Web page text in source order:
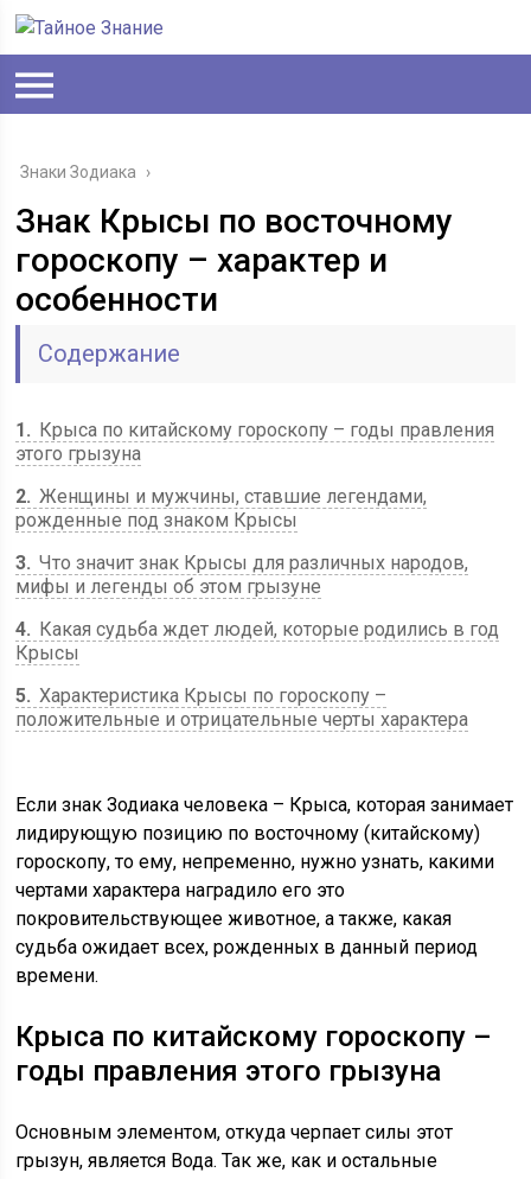
Знаки Зодиака ›
Знак Крысы по восточному
гороскопу – характер и
особенности
Содержание
1
Крыса по китайскому гороскопу – годы правления
этого грызуна
2 Женщины и мужчины, ставшие легендами,
рожденные под знаком Крысы
3 Что значит знак Крысы для различных народов,
мифы и легенды об этом грызуне
4
Какая судьба ждет людей, которые родились в год
Крысы
5 Характеристика Крысы по гороскопу –
положительные и отрицательные черты характера
Если знак Зодиака человека – Крыса, которая занимает
лидирующую позицию по восточному (китайскому)
гороскопу, то ему, непременно, нужно узнать, какими
чертами характера наградило его это
покровительствующее животное, а также, какая
судьба ожидает всех, рожденных в данный период
времени.
Крыса по китайскому гороскопу –
годы правления этого грызуна
Основным элементом, откуда черпает силы этот
грызун, является Вода. Так же, как и остальные